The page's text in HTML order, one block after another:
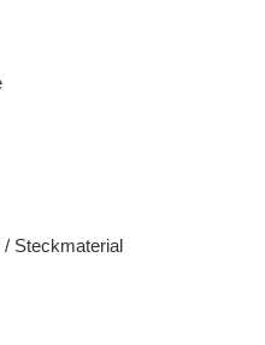
Steckmaterial